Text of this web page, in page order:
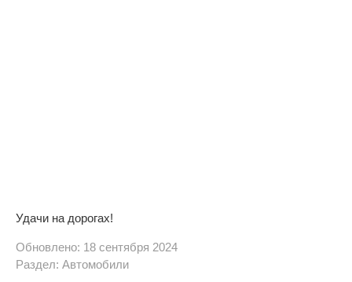
Удачи на дорогах!
Обновлено: 18 сентября 2024
Раздел: Автомобили